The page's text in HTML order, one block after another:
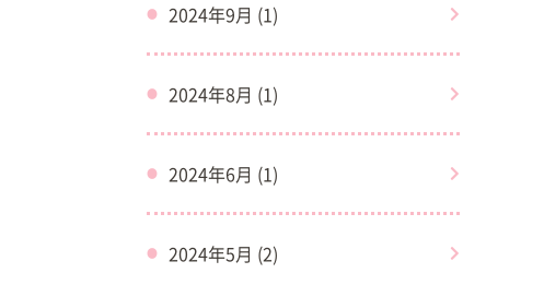
2024年9月 (1)
2024年8月 (1)
2024年6月 (1)
2024年5月 (2)